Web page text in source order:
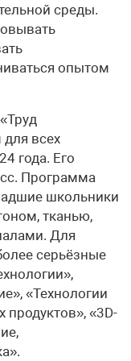
среды.
опытом
для всех
года. Его
Программа
школьники
тканью,
Для
серьёзные
«Технологии
«3D-